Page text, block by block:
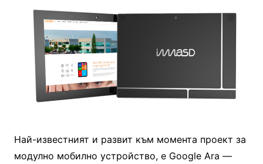
Най-известният и развит към момента проект за
модулно мобилно устройство, е Google Ara —